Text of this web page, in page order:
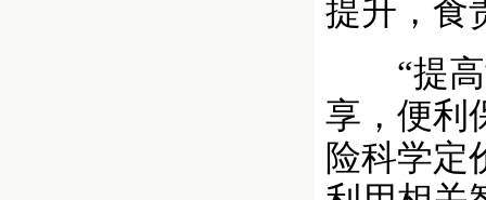
提升，食
“提高
享，便利
险科学定